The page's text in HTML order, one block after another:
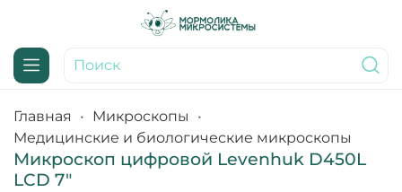
Главная
Микроскопы
Медицинские и биологические микроскопы
Микроскоп цифровой Levenhuk D450L
LCD 7"